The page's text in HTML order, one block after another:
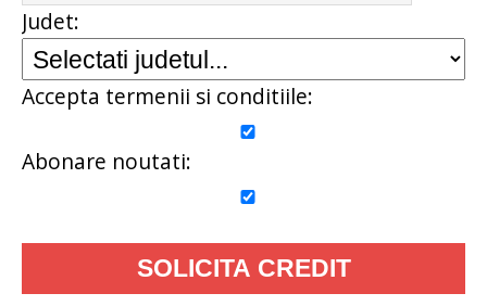
Judet:
Accepta termenii si conditiile:
Abonare noutati: